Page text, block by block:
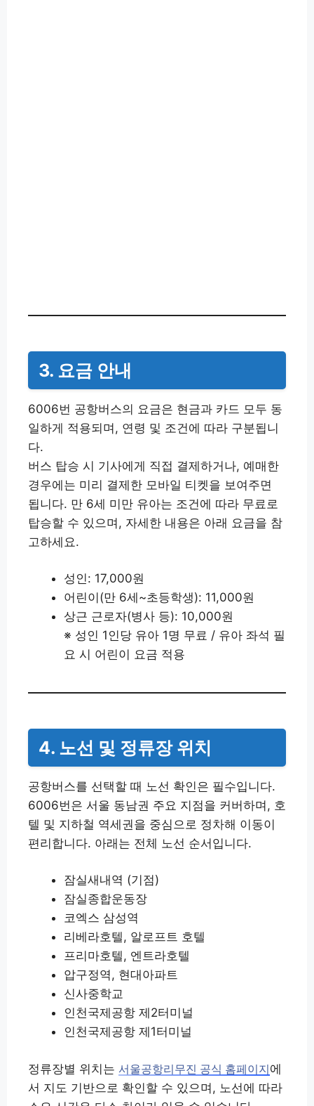
3. 요금 안내
6006번 공항버스의 요금은 현금과 카드 모두 동
일하게 적용되며, 연령 및 조건에 따라 구분됩니
다.
버스 탑승 시 기사에게 직접 결제하거나, 예매한
경우에는 미리 결제한 모바일 티켓을 보여주면
됩니다. 만 6세 미만 유아는 조건에 따라 무료로
탑승할 수 있으며, 자세한 내용은 아래 요금을 참
고하세요.
성인: 17,000원
어린이(만 6세~초등학생): 11,000원
상근 근로자(병사 등): 10,000원
※ 성인 1인당 유아 1명 무료 / 유아 좌석 필
요 시 어린이 요금 적용
4. 노선 및 정류장 위치
공항버스를 선택할 때 노선 확인은 필수입니다.
6006번은 서울 동남권 주요 지점을 커버하며, 호
텔 및 지하철 역세권을 중심으로 정차해 이동이
편리합니다. 아래는 전체 노선 순서입니다.
잠실새내역 (기점)
잠실종합운동장
코엑스 삼성역
리베라호텔, 알로프트 호텔
프리마호텔, 엔트라호텔
압구정역, 현대아파트
신사중학교
인천국제공항 제2터미널
인천국제공항 제1터미널
정류장별 위치는 서울공항리무진 공식 홈페이지 에
서 지도 기반으로 확인할 수 있으며, 노선에 따라